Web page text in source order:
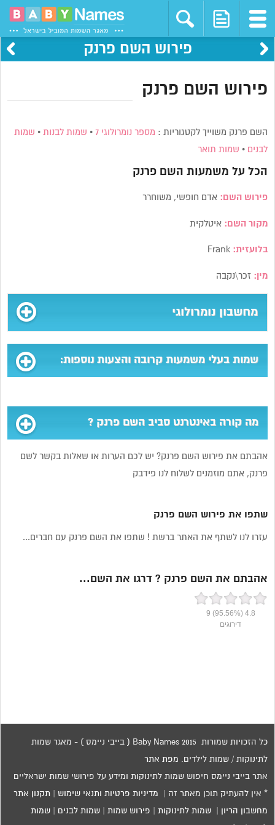
פירוש השם פרנק
פירוש השם פרנק
השם פרנק משוייך לקטגוריות : מספר נומרולוגי 7 • שמות לבנות • שמות
לבנים • שמות תואר
הכל על משמעות השםפרנק
פירוש השם: אדם חופשי, משוחרר
מקור השם: איטלקית
בלועזית: Frank
מין: זכר\נקבה
מחשבון נומרולוגי
שמות בעלי משמעות קרובה והצעות נוספות:
מה קורה באינטרנט סביב השם פרנק ?
אהבתם את פירוש השם פרנק? יש לכם הערות או שאלות בקשר לשם
פרנק, אתם מוזמנים לשלוח לנו פידבק
שתפו את פירוש השם פרנק
עזרו לנו לשתף את האתר ברשת ! שתפו את השם פרנק עם חברים...
אהבתם את השם פרנק ? דרגו את השם...
4.8
(95.56%)
9
דירוגים
כל הזכויות שמורות 2015 Baby Names ( בייבי ניימס ) - מאגר שמות
לתינוקות / שמות לילדים. מפת אתר
אתר בייבי ניימס חיפוש שמות לתינוקות ומידע על פירושי שמות ישראליים
* אין להעתיק תוכן מאתר זה | מדיניות פרטיות ותנאי שימוש תקנון אתר
מחשבון הריון |שמות לתינוקות פירוש שמות |שמות לבנים |שמות